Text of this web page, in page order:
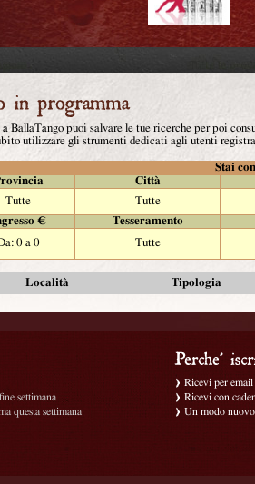
BallaTango puoi salvare le tue ricerche per poi
utilizzare gli strumenti dedicati agli utenti
Stai
Città
Tutte
Tutte
€
Tesseramento
0 a 0 Tutte
Località Tipologia
settimana
questa settimana
Ricevi per
Ricevi con
Un modo